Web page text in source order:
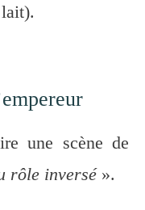
une scène de
rôle inversé».